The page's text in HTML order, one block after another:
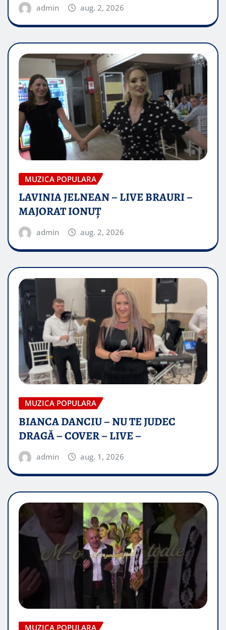
admin aug. 2, 2026
MUZICA POPULARA
LAVINIA JELNEAN – LIVE BRAURI –
MAJORAT IONUŢ
admin aug. 2, 2026
MUZICA POPULARA
BIANCA DANCIU – NU TE JUDEC
DRAGĂ – COVER – LIVE –
admin aug. 1, 2026
MUZICA POPULARA